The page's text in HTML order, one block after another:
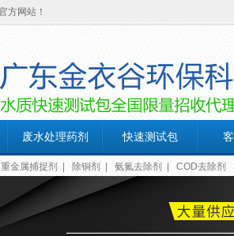
方网站！
废水处理药剂 快速测试包
重金属捕捉剂 除铜剂 氨氮去除剂 COD去除剂